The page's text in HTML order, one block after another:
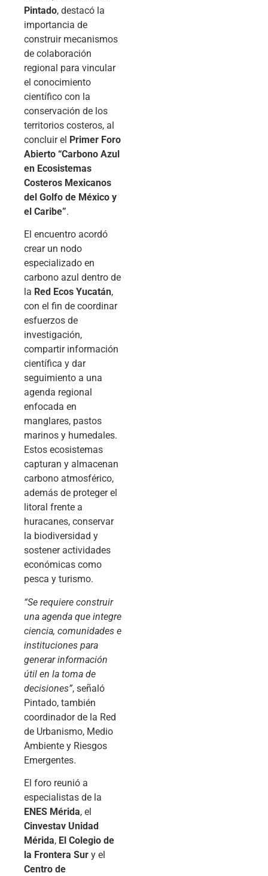
Pintado, destacó la
importancia de
construir mecanismos
de colaboración
regional para vincular
el conocimiento
científico con la
conservación de los
territorios costeros, al
concluir el Primer Foro
Abierto “Carbono Azul
en Ecosistemas
Costeros Mexicanos
del Golfo de México y
el Caribe”.
El encuentro acordó
crear un nodo
especializado en
carbono azul dentro de
la Red Ecos Yucatán,
con el fin de coordinar
esfuerzos de
investigación,
compartir información
científica y dar
seguimiento a una
agenda regional
enfocada en
manglares, pastos
marinos y humedales.
Estos ecosistemas
capturan y almacenan
carbono atmosférico,
además de proteger el
litoral frente a
huracanes, conservar
la biodiversidad y
sostener actividades
económicas como
pesca y turismo.
“Se requiere construir
una agenda que integre
ciencia, comunidades e
instituciones para
generar información
útil en la toma de
decisiones”, señaló
Pintado, también
coordinador de la Red
de Urbanismo, Medio
Ambiente y Riesgos
Emergentes.
El foro reunió a
especialistas de la
ENES Mérida, el
Cinvestav Unidad
Mérida, El Colegio de
la Frontera Sur y el
Centro de